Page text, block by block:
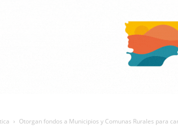
Otorgan fondos a Municipios y Comunas Rurales para